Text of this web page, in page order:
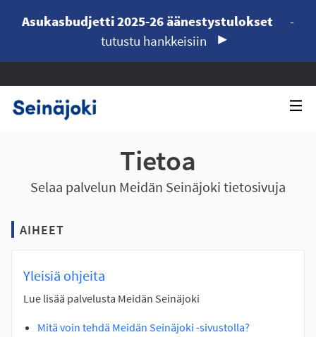
Asukasbudjetti 2025-26 äänestystulokset
-
tutustu hankkeisiin
Tietoa
Selaa palvelun Meidän Seinäjoki tietosivuja
AIHEET
Yleisiä ohjeita
Lue lisää palvelusta Meidän Seinäjoki
Mitä voin tehdä Meidän Seinäjoki -sivustolla?